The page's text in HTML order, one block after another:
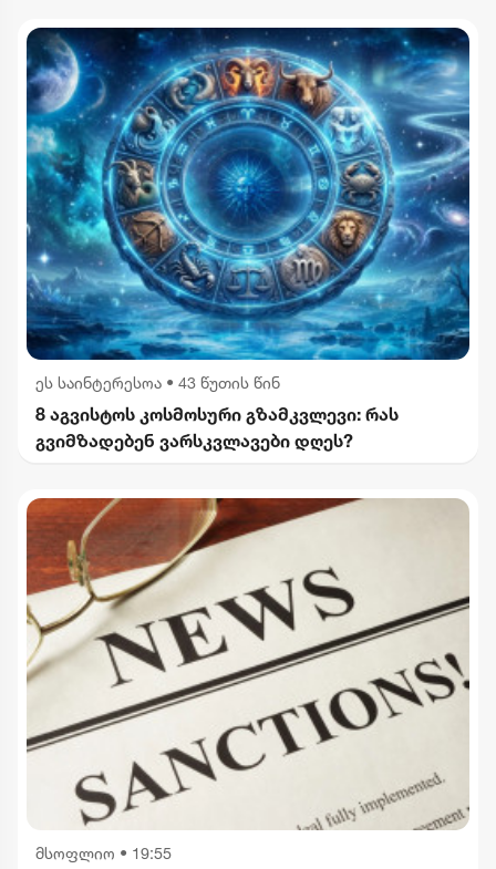
ეს საინტერესოა • 43 წუთის წინ
8 აგვისტოს კოსმოსური გზამკვლევი: რას
გვიმზადებენ ვარსკვლავები დღეს?
მსოფლიო • 19:55